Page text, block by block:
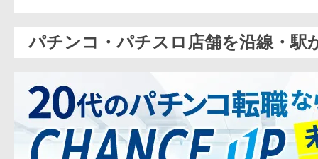
パチンコ・パチスロ店舗を沿線・駅